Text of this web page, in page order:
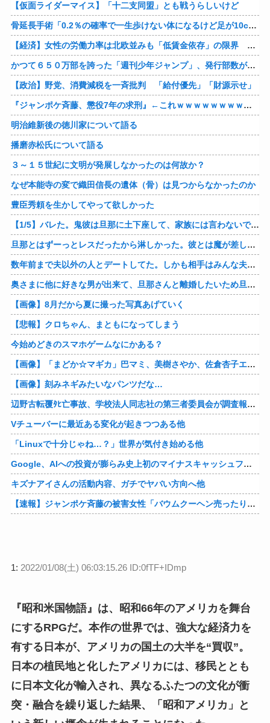
【仮面ライダーマイス】「十二支同盟」とも戦うらしいけど
骨延長手術「0.2％の確率で一生歩けない体になるけど足が10cm伸びます」←コスパ良すぎるだろ
【経済】女性の労働力率は北欧並みも「低賃金依存」の限界 団塊世代の完全引退で、企業が迫られる“最後の選択”
かつて６５０万部を誇った「週刊少年ジャンプ」、発行部数が初の100万部割れ
【政治】野党、消費減税を一斉批判 「給付優先」「財源示せ」
『ジャンポケ斉藤、懲役7年の求刑』←これｗｗｗｗｗｗｗｗｗｗｗｗｗｗｗｗｗｗ
明治維新後の徳川家について語る
播磨赤松氏について語る
３～１５世紀に文明が発展しなかったのは何故か？
なぜ本能寺の変で織田信長の遺体（骨）は見つからなかったのか
豊臣秀頼を生かしてやって欲しかった
【1/5】バレた。鬼彼は旦那に土下座して、家族には言わないで下さいって…。いつの間にか子供も出来ていたようで私はドン引きでした。→お前の旦那はお前にドン引きだよｗ
旦那とはずーっとレスだったから淋しかった。彼とは魔が差したというか恋に恋してしまって… 結婚してくれ！って言われたけど、それは彼が毎日色々したいだけ。やっと目が覚めた。
数年前まで夫以外の人とデートしてた。しかも相手はみんな夫の仕事関係の人。例えるなら夫はサッカーチームの管理栄養士、デート相手複数人は全員そのサッカーチーム選手みたいな。
奥さまに他に好きな男が出来て、旦那さんと離婚したいため旦那さんのＤＶをでっちあげて、まんまと周りを騙している話を聞いたのは、未来の鬼女たちだったｗ
【画像】8月だから夏に撮った写真あげていく
【悲報】クロちゃん、まともになってしまう
今始めどきのスマホゲームなにかある？
【画像】「まどか☆マギカ」巴マミ、美樹さやか、佐倉杏子エロすぎ放課後えんこーハメ撮りどぴゅどぴゅエチエチが最高すぎる❣
【画像】刻みネギみたいなパンツだな…
辺野古転覆ﾀﾋ亡事故、学校法人同志社の第三者委員会が調査報告書を公表 … 安全配慮義務違反や安全管理に関する検証を妨げた組織風土の存在を指摘
Vチューバーに最近ある変化が起きつつある他
「Linuxで十分じゃね…？」世界が気付き始める他
Google、AIへの投資が膨らみ史上初のマイナスキャッシュフローに陥る他
キズナアイさんの活動内容、ガチでヤバい方向へ他
【速報】ジャンポケ斉藤の被害女性「バウムクーヘン売ったりTikTokライブしててムカついたから示談しなかった」他
1: 2022/01/08(土) 06:03:15.26 ID:0fTF+IDmp
『昭和米国物語』は、昭和66年のアメリカを舞台
にするRPGだ。本作の世界では、強大な経済力を
有する日本が、アメリカの国土の大半を“買収”。
日本の植民地と化したアメリカには、移民ととも
に日本文化が輸入され、異なるふたつの文化が衝
突・融合を繰り返した結果、「昭和アメリカ」と